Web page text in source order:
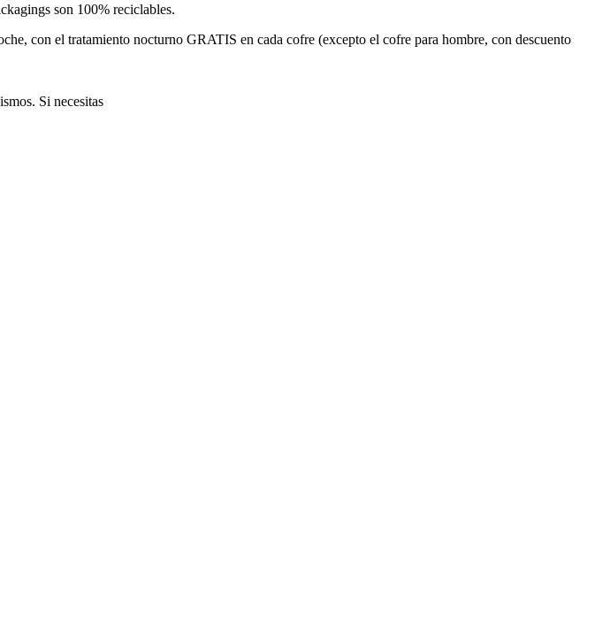
son 100% reciclables.
con el tratamiento nocturno GRATIS en cada cofre (excepto el cofre para hombre, con descuento
Si necesitas